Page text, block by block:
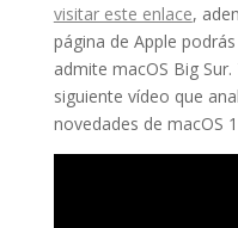
visitar este enlace,
página de Apple
admite macOS Big
siguiente vídeo que
novedades de macOS